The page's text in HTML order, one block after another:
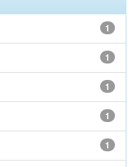
1
1
1
1
1